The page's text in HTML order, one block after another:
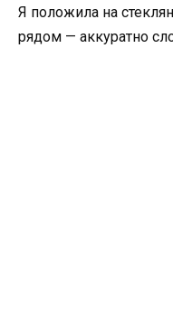
Я положила на
рядом — аккуратно